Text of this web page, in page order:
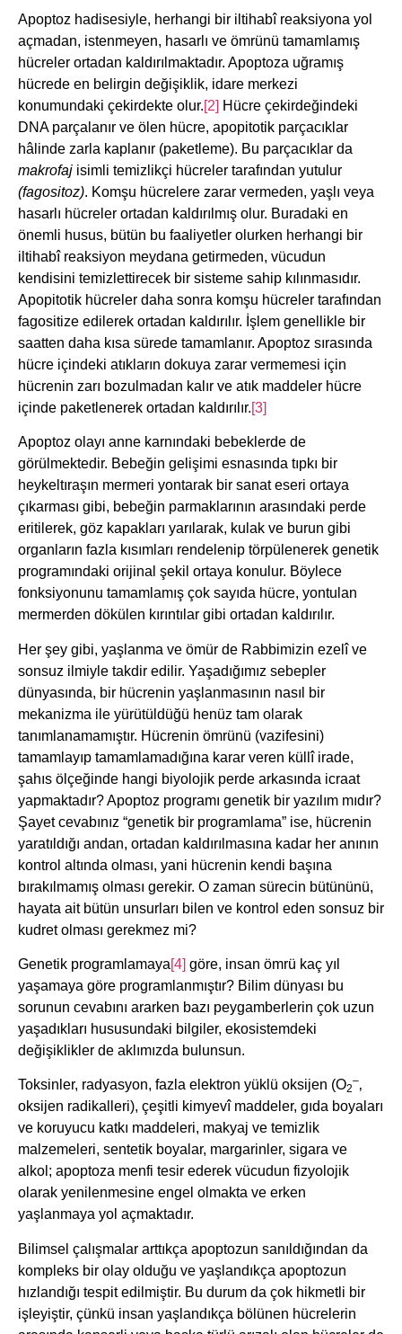
Apoptoz hadisesiyle, herhangi bir iltihabî reaksiyona yol
açmadan, istenmeyen, hasarlı ve ömrünü tamamlamış
hücreler ortadan kaldırılmaktadır. Apoptoza uğramış
hücrede en belirgin değişiklik, idare merkezi
konumundaki çekirdekte olur.[2] Hücre çekirdeğindeki
DNA parçalanır ve ölen hücre, apopitotik parçacıklar
hâlinde zarla kaplanır (paketleme). Bu parçacıklar da
makrofaj isimli temizlikçi hücreler tarafından yutulur
(fagositoz). Komşu hücrelere zarar vermeden, yaşlı veya
hasarlı hücreler ortadan kaldırılmış olur. Buradaki en
önemli husus, bütün bu faaliyetler olurken herhangi bir
iltihabî reaksiyon meydana getirmeden, vücudun
kendisini temizlettirecek bir sisteme sahip kılınmasıdır.
Apopitotik hücreler daha sonra komşu hücreler tarafından
fagositize edilerek ortadan kaldırılır. İşlem genellikle bir
saatten daha kısa sürede tamamlanır. Apoptoz sırasında
hücre içindeki atıkların dokuya zarar vermemesi için
hücrenin zarı bozulmadan kalır ve atık maddeler hücre
içinde paketlenerek ortadan kaldırılır.[3]
Apoptoz olayı anne karnındaki bebeklerde de
görülmektedir. Bebeğin gelişimi esnasında tıpkı bir
heykeltıraşın mermeri yontarak bir sanat eseri ortaya
çıkarması gibi, bebeğin parmaklarının arasındaki perde
eritilerek, göz kapakları yarılarak, kulak ve burun gibi
organların fazla kısımları rendelenip törpülenerek genetik
programındaki orijinal şekil ortaya konulur. Böylece
fonksiyonunu tamamlamış çok sayıda hücre, yontulan
mermerden dökülen kırıntılar gibi ortadan kaldırılır.
Her şey gibi, yaşlanma ve ömür de Rabbimizin ezelî ve
sonsuz ilmiyle takdir edilir. Yaşadığımız sebepler
dünyasında, bir hücrenin yaşlanmasının nasıl bir
mekanizma ile yürütüldüğü henüz tam olarak
tanımlanamamıştır. Hücrenin ömrünü (vazifesini)
tamamlayıp tamamlamadığına karar veren küllî irade,
şahıs ölçeğinde hangi biyolojik perde arkasında icraat
yapmaktadır? Apoptoz programı genetik bir yazılım mıdır?
Şayet cevabınız “genetik bir programlama” ise, hücrenin
yaratıldığı andan, ortadan kaldırılmasına kadar her anının
kontrol altında olması, yani hücrenin kendi başına
bırakılmamış olması gerekir. O zaman sürecin bütününü,
hayata ait bütün unsurları bilen ve kontrol eden sonsuz bir
kudret olması gerekmez mi?
Genetik programlamaya[4] göre, insan ömrü kaç yıl
yaşamaya göre programlanmıştır? Bilim dünyası bu
sorunun cevabını ararken bazı peygamberlerin çok uzun
yaşadıkları hususundaki bilgiler, ekosistemdeki
değişiklikler de aklımızda bulunsun.
Toksinler, radyasyon, fazla elektron yüklü oksijen (O2
–‚
oksijen radikalleri), çeşitli kimyevî maddeler, gıda boyaları
ve koruyucu katkı maddeleri, makyaj ve temizlik
malzemeleri, sentetik boyalar, margarinler, sigara ve
alkol; apoptoza menfi tesir ederek vücudun fizyolojik
olarak yenilenmesine engel olmakta ve erken
yaşlanmaya yol açmaktadır.
Bilimsel çalışmalar arttıkça apoptozun sanıldığından da
kompleks bir olay olduğu ve yaşlandıkça apoptozun
hızlandığı tespit edilmiştir. Bu durum da çok hikmetli bir
işleyiştir, çünkü insan yaşlandıkça bölünen hücrelerin